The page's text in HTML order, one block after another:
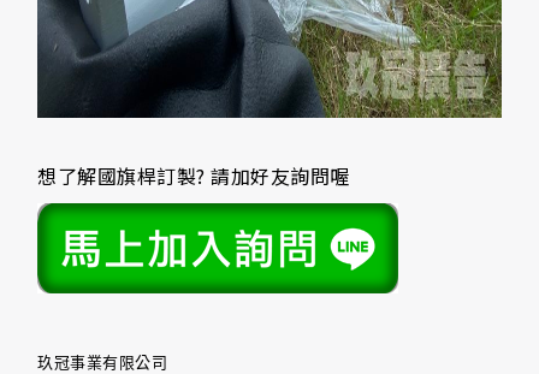
想了解國旗桿訂製? 請加好友詢問喔
玖冠事業有限公司